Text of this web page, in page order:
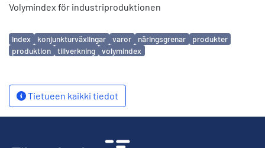
Volymindex för industriproduktionen
Avainsanat
index konjunkturväxlingar varor näringsgrenar
produkter
produktion
tillverkning volymindex
Tietueen kaikki tiedot